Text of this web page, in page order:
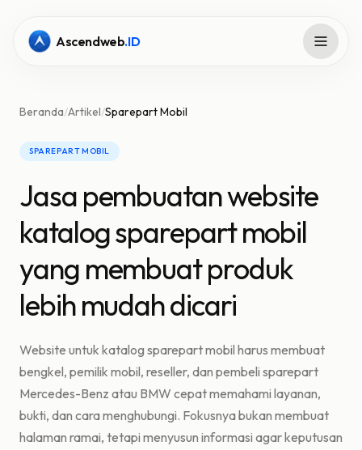
Ascendweb.ID
Beranda/Artikel/Sparepart Mobil
SPAREPART MOBIL
Jasa pembuatan website
katalog sparepart mobil
yang membuat produk
lebih mudah dicari
Website untuk katalog sparepart mobil harus membuat
bengkel, pemilik mobil, reseller, dan pembeli sparepart
Mercedes-Benz atau BMW cepat memahami layanan,
bukti, dan cara menghubungi. Fokusnya bukan membuat
halaman ramai, tetapi menyusun informasi agar keputusan